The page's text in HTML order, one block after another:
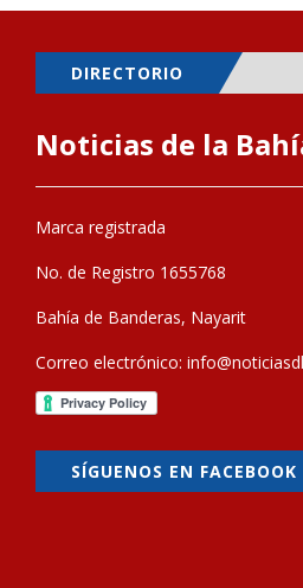
DIRECTORIO
Noticias de la
Marca registrada
No. de Registro 1655768
Bahía de Banderas, Nayarit
Correo electrónico:
SÍGUENOS EN FACEBOOK